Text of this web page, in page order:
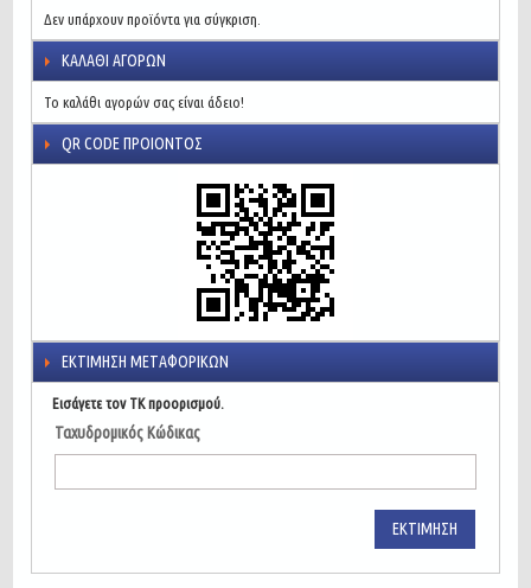
Δεν υπάρχουν προϊόντα για σύγκριση.
ΚΑΛΆΘΙ ΑΓΟΡΏΝ
Το καλάθι αγορών σας είναι άδειο!
QR CODE ΠΡΟΙΌΝΤΟΣ
ΕΚΤΊΜΗΣΗ ΜΕΤΑΦΟΡΙΚΏΝ
Εισάγετε τον ΤΚ προορισμού.
Ταχυδρομικός Κώδικας
ΕΚΤΊΜΗΣΗ